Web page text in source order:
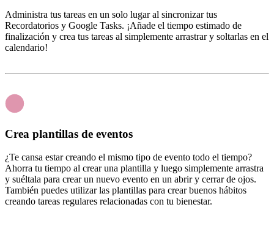
Administra tus tareas en un solo lugar al sincronizar tus
Recordatorios y Google Tasks. ¡Añade el tiempo estimado de
finalización y crea tus tareas al simplemente arrastrar y soltarlas en el
calendario!
Crea plantillas de eventos
¿Te cansa estar creando el mismo tipo de evento todo el tiempo?
Ahorra tu tiempo al crear una plantilla y luego simplemente arrastra
y suéltala para crear un nuevo evento en un abrir y cerrar de ojos.
También puedes utilizar las plantillas para crear buenos hábitos
creando tareas regulares relacionadas con tu bienestar.